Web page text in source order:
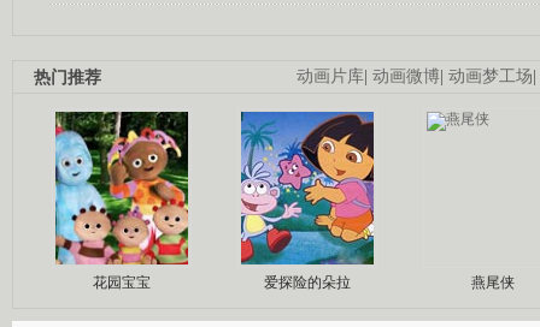
动画片库| 动画微博| 动画梦工场|
热门推荐
花园宝宝 爱探险的朵拉 燕尾侠